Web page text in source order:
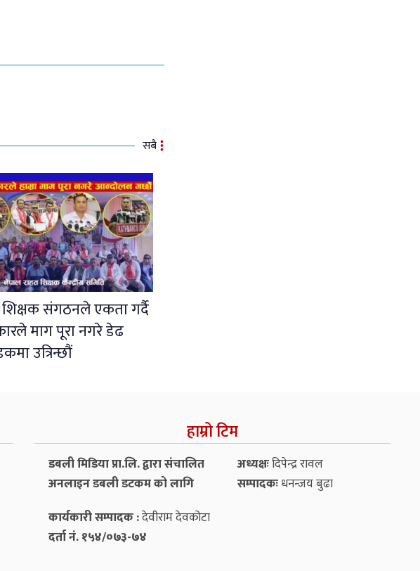
सबै
संगठनले एकता गर्दै
माग पूरा नगरे डेढ
उत्रिन्छौं
हाम्रो टिम
डबली मिडिया प्रा.लि. द्वारा संचालित
अनलाइन डबली डटकम को लागि
अध्यक्षःदिपेन्द्र रावल
सम्पादकःधनन्‍जय बुढा
कार्यकारी सम्पादक :देवीराम देवकोटा
दर्ता नं. १५४/०७३-७४